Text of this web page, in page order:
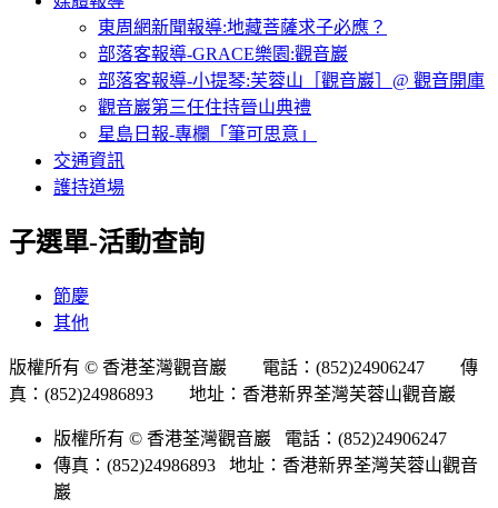
東周網新聞報導:地藏菩薩求子必應？
部落客報導-GRACE樂園:觀音巖
部落客報導-小提琴:芙蓉山［觀音巖］@ 觀音開庫
觀音巖第三任住持晉山典禮
星島日報-專欄「筆可思意」
交通資訊
護持道場
子選單-活動查詢
節慶
其他
版權所有 © 香港荃灣觀音巖 電話：(852)24906247 傳
真：(852)24986893 地址：香港新界荃灣芙蓉山觀音巖
版權所有 © 香港荃灣觀音巖 電話：(852)24906247
傳真：(852)24986893 地址：香港新界荃灣芙蓉山觀音
巖